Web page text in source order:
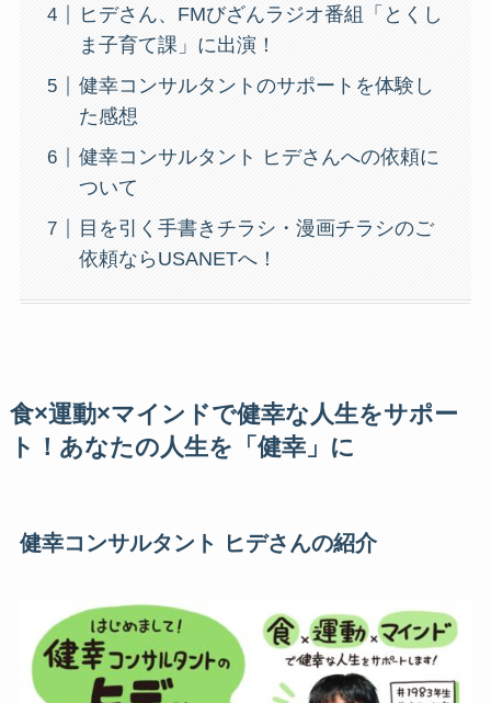
ヒデさん、FMびざんラジオ番組「とくし
ま子育て課」に出演！
健幸コンサルタントのサポートを体験し
た感想
健幸コンサルタント ヒデさんへの依頼に
ついて
目を引く手書きチラシ・漫画チラシのご
依頼ならUSANETへ！
食×運動×マインドで健幸な人生をサポー
ト！あなたの人生を「健幸」に
健幸コンサルタント ヒデさんの紹介